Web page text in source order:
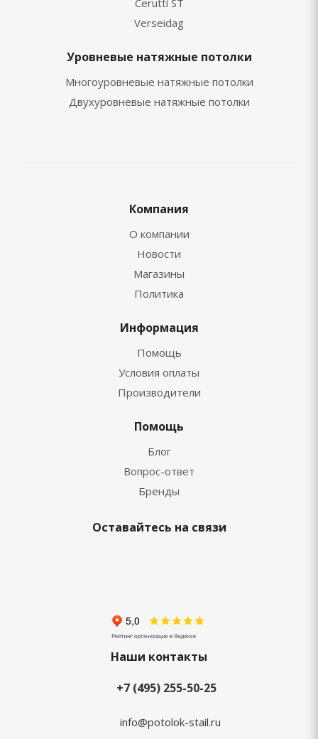
Cerutti ST
Verseidag
Уровневые натяжные потолки
Многоуровневые натяжные потолки
Двухуровневые натяжные потолки
Компания
О компании
Новости
Магазины
Политика
Информация
Помощь
Условия оплаты
Производители
Помощь
Блог
Вопрос-ответ
Бренды
Оставайтесь на связи
Наши контакты
+7 (495) 255-50-25
info@potolok-stail.ru